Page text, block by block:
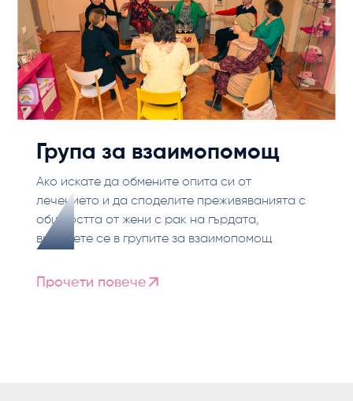
Група за взаимопомощ
Ако искате да обмените опита си от
лечението и да споделите преживяванията с
общността от жени с рак на гърдата,
включете се в групите за взаимопомощ
Прочети повече